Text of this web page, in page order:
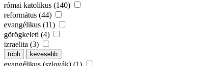
római katolikus (140)
református (44)
evangélikus (11)
görögkeleti (4)
izraelita (3)
több kevesebb
evangélikus (szlovák) (1)